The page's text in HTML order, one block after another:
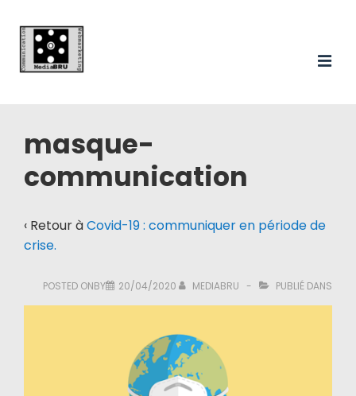
passer
contenu
Navigation
masque-
communication
‹ Retour àCovid-19 : communiquer en période de
crise.
POSTED ONBY 20/04/2020 MEDIABRU PUBLIÉ DANS